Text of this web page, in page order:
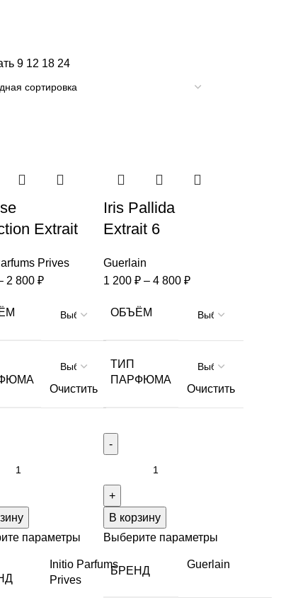
9 12 18 24
Extrait
Prives
2 800₽
Очистить
параметры
Initio Parfums
Prives
Iris Pallida
Extrait 6
Guerlain
1 200 ₽– 4 800 ₽
ОБЪЁМ
ТИП
ПАРФЮМА
Очистить
В корзину
Выберите параметры
БРЕНД
Guerlain